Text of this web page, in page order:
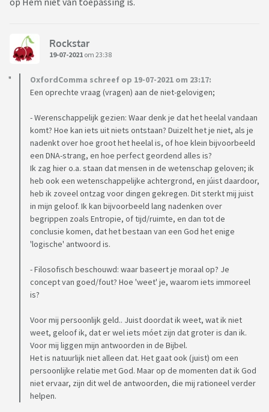
Rockstar
19-07-2021 om 23:38
OxfordComma schreef op 19-07-2021 om 23:17:
Een oprechte vraag (vragen) aan de niet-gelovigen;
- Werenschappelijk gezien: Waar denk je dat het heelal vandaan
komt? Hoe kan iets uit niets ontstaan? Duizelt het je niet, als je
nadenkt over hoe groot het heelal is, of hoe klein bijvoorbeeld
een DNA-strang, en hoe perfect geordend alles is?
Ik zag hier o.a. staan dat mensen in de wetenschap geloven; ik
heb ook een wetenschappelijke achtergrond, en júist daardoor,
heb ik zoveel ontzag voor dingen gekregen. Dit sterkt mij juist
in mijn geloof. Ik kan bijvoorbeeld lang nadenken over
begrippen zoals Entropie, of tijd/ruimte, en dan tot de
conclusie komen, dat het bestaan van een God het enige
'logische' antwoord is.
- Filosofisch beschouwd: waar baseert je moraal op? Je
concept van goed/fout? Hoe 'weet' je, waarom iets immoreel
is?
Voor mij persoonlijk geld.. Juist doordat ik weet, wat ik niet
weet, geloof ik, dat er wel iets móet zijn dat groter is dan ik.
Voor mij liggen mijn antwoorden in de Bijbel.
Het is natuurlijk niet alleen dat. Het gaat ook (juist) om een
persoonlijke relatie met God. Maar op de momenten dat ik God
niet ervaar, zijn dit wel de antwoorden, die mij rationeel verder
helpen.